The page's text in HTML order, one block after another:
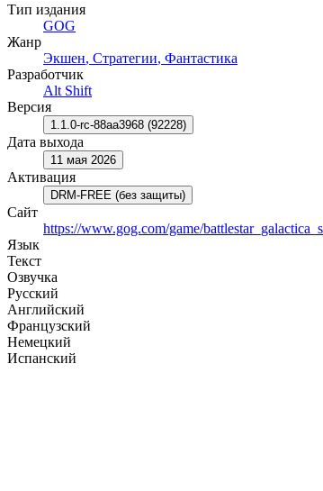
Тип издания
GOG
Жанр
Экшен, Стратегии, Фантастика
Разработчик
Alt Shift
Версия
1.1.0-rc-88aa3968 (92228)
Дата выхода
11 мая 2026
Активация
DRM-FREE (без защиты)
Сайт
https://www.gog.com/game/
Язык
Текст
Озвучка
Русский
Английский
Французский
Немецкий
Испанский